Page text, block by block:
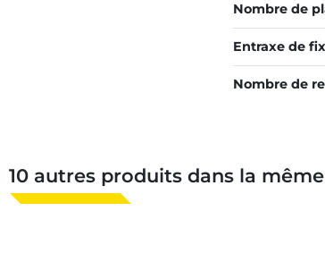
Nombre de
Entraxe de
Nombre de
10 autres produits dans la